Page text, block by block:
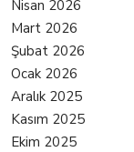
Nisan 2026
Mart 2026
Şubat 2026
Ocak 2026
Aralık 2025
Kasım 2025
Ekim 2025